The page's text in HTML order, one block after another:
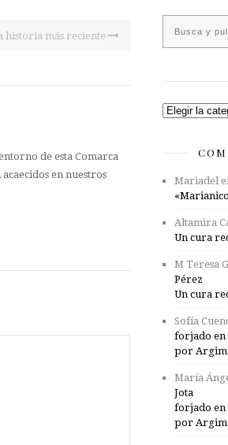
historia más reciente
de esta Comarca
en nuestros
Categorías
Mariadel
Altamira
Un cura
M Teresa
Pérez
Un cura
Sofía
forjado en
por
María
Jota
forjado en
por